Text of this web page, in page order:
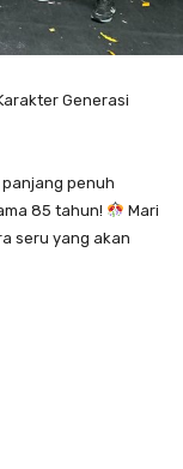
Generasi
penuh
85 tahun!
Mari
seru yang akan